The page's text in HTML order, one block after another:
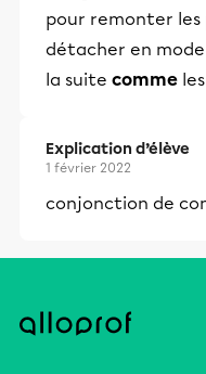
pour remonter les
détacher en
la suite comme
Explication d’élève
1 février 2022
conjonction de